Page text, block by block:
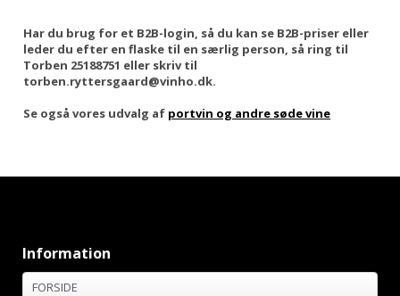
Har du brug for et B2B-login, så du kan se B2B-priser eller
leder du efter en flaske til en særlig person, så ring til
Torben 25188751 eller skriv til
torben.ryttersgaard@vinho.dk.
Se også vores udvalg af portvin og andre søde vine
Information
FORSIDE